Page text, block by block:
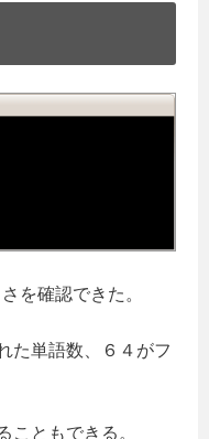
を確認できた。
た単語数、６４がフ
こともできる。